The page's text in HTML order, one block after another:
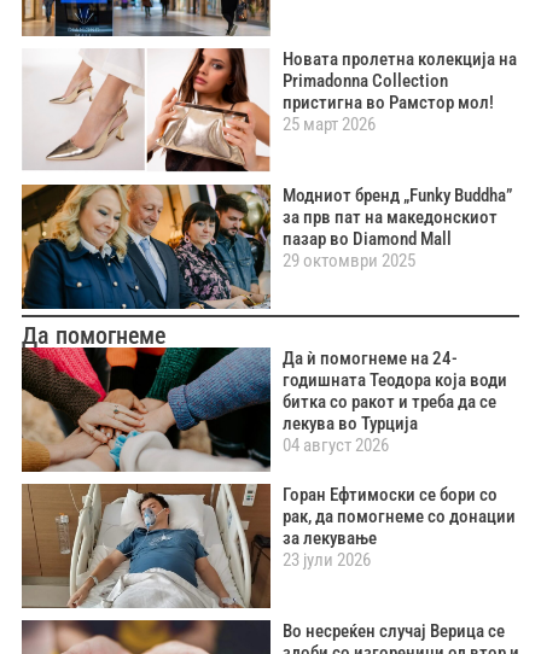
Новата пролетна колекција на
Primadonna Collection
пристигна во Рамстор мол!
25 март 2026
Модниот бренд „Funky Buddha”
за прв пат на македонскиот
пазар во Diamond Mall
29 октомври 2025
Да помогнеме
Да ѝ помогнеме на 24-
годишната Теодора која води
битка со ракот и треба да се
лекува во Турција
04 август 2026
Горан Ефтимоски се бори со
рак, да помогнеме со донации
за лекување
23 јули 2026
Во несреќен случај Верица се